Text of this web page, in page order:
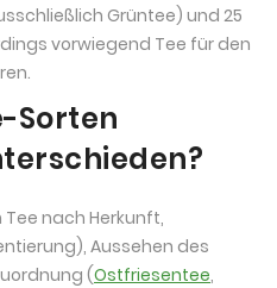
Grüntee) und 25
vorwiegend Tee für den
Sorten
nach Herkunft,
Aussehen des
(Ostfriesentee,